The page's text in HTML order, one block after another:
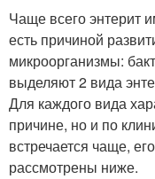
Чаще всего энтерит
есть причиной
микроорганизмы:
выделяют 2 вида
Для каждого вида
причине, но и по
встречается чаще,
рассмотрены ниже.